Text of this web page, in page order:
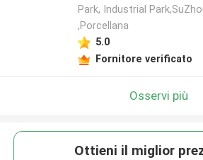
Park, Industrial
,Porcellana
5.0
Fornitore verificato
Osservi più
Ottieni il miglior